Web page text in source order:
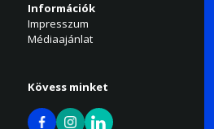
Információk
Impresszum
Médiaajánlat
Kövess minket